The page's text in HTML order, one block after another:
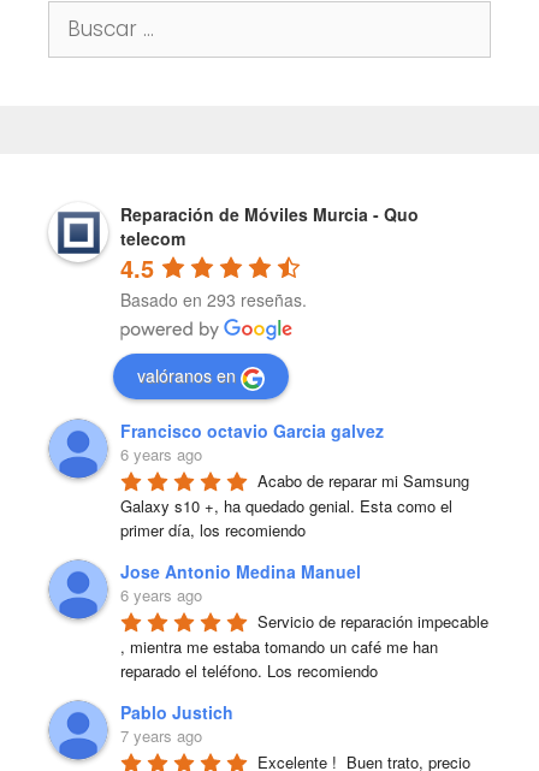
Buscar:
Reparación de Móviles Murcia - Quo
telecom
4.5
Basado en 293 reseñas.
valóranos en
Francisco octavio Garcia galvez
6 years ago
Acabo de reparar mi Samsung
Galaxy s10 +, ha quedado genial. Esta como el
primer día, los recomiendo
Jose Antonio Medina Manuel
6 years ago
Servicio de reparación impecable
, mientra me estaba tomando un café me han
reparado el teléfono. Los recomiendo
Pablo Justich
7 years ago
Excelente !  Buen trato, precio